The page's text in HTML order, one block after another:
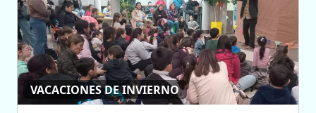
VACACIONES DE INVIERNO